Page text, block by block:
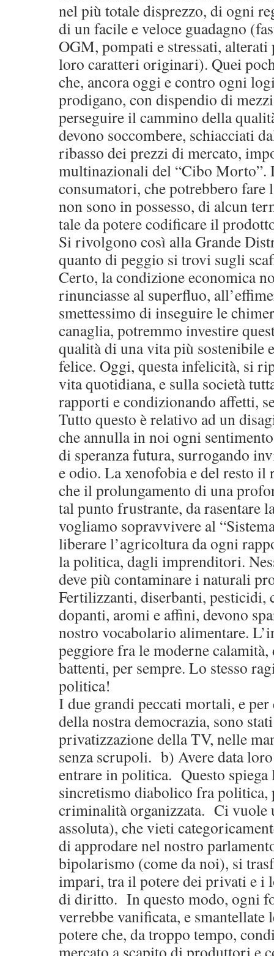
nel più totale disprezzo, di ogni
di un facile e veloce guadagno
OGM, pompati e stressati,
loro caratteri originari). Quei
che, ancora oggi e contro ogni
prodigano, con dispendio di
perseguire il cammino della
devono soccombere, schiacciati
ribasso dei prezzi di mercato,
multinazionali del “Cibo Morto”.
consumatori, che potrebbero fare
non sono in possesso, di alcun
tale da potere codificare il
Si rivolgono così alla Grande
quanto di peggio si trovi sugli
Certo, la condizione economica
rinunciasse al superfluo,
smettessimo di inseguire le
canaglia, potremmo investire
qualità di una vita più sostenibile
felice. Oggi, questa infelicità, si
vita quotidiana, e sulla società
rapporti e condizionando affetti,
Tutto questo è relativo ad un
che annulla in noi ogni
di speranza futura, surrogando
e odio. La xenofobia e del resto il
che il prolungamento di una
tal punto frustrante, da rasentare
vogliamo sopravvivere al
liberare l’agricoltura da ogni
la politica, dagli imprenditori.
deve più contaminare i naturali
Fertilizzanti, diserbanti, pesticidi,
dopanti, aromi e affini, devono
nostro vocabolario alimentare.
peggiore fra le moderne calamità,
battenti, per sempre. Lo stesso
politica!
I due grandi peccati mortali, e
della nostra democrazia, sono
privatizzazione della TV, nelle
senza scrupoli. b) Avere data
entrare in politica. Questo spiega
sincretismo diabolico fra politica,
criminalità organizzata. Ci vuole
assoluta), che vieti
di approdare nel nostro
bipolarismo (come da noi), si
impari, tra il potere dei privati e i
di diritto. In questo modo, ogni
verrebbe vanificata, e
potere che, da troppo tempo,